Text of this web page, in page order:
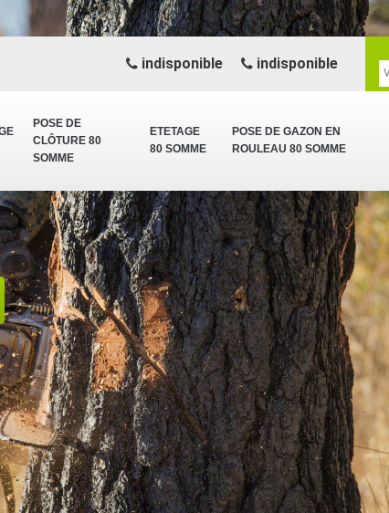
POSE DE
CLÔTURE 80
SOMME
ETETAGE
80 SOMME
POSE DE GAZON EN
ROULEAU 80 SOMME
indisponible indisponible